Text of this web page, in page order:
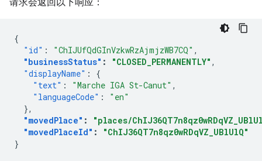
{
"id" : "ChIJUfQdGInVzkwRzAjmjzWB7CQ" ,
"businessStatus" : "CLOSED_PERMANENTLY" ,
"displayName" :
{
"text" : "Marche IGA St-Canut" ,
"languageCode" :
"en"
},
"movedPlace" :
"places/
"movedPlaceId" :
"ChIJ36QT7n8qz0wRDqVZ_UBlUlQ"
}